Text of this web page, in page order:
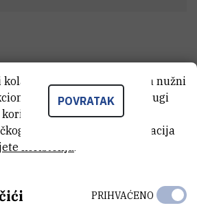
POVRATAK
Neki od tih kolačića nužni
stranice, dok se drugi
stranice radi
iskustva. Za više informacija
korištenja.
PRIHVAĆENO